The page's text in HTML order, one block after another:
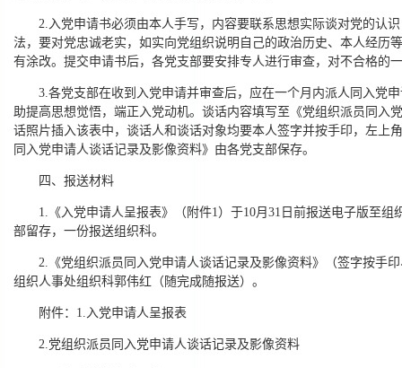
2.入党申请书必须由本人手写，内容要联系思想实际谈对党的认
法，要对党忠诚老实，如实向党组织说明自己的政治历史、本人经历
有涂改。提交申请书后，各党支部要安排专人进行审查，对不合格的
3.各党支部在收到入党申请并审查后，应在一个月内派人同入党
助提高思想觉悟，端正入党动机。谈话内容填写至《党组织派员同入
话照片插入该表中，谈话人和谈话对象均要本人签字并按手印，左上
同入党申请人谈话记录及影像资料》由各党支部保存。
四、报送材料
1.《入党申请人呈报表》（附件1）于10月31日前报送电子版至
部留存，一份报送组织科。
2.《党组织派员同入党申请人谈话记录及影像资料》（签字按手
组织人事处组织科郭伟红（随完成随报送）。
附件：1.入党申请人呈报表
2.党组织派员同入党申请人谈话记录及影像资料